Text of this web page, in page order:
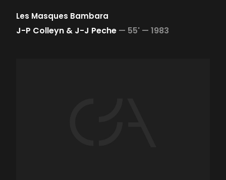
Les Masques Bambara
J-P Colleyn & J-J Peche — 55' — 1983